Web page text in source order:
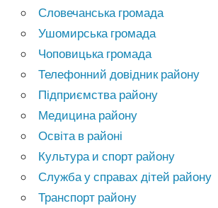
Словечанська громада
Ушомирська громада
Чоповицька громада
Телефонний довідник району
Підприємства району
Медицина району
Освіта в районі
Культура и спорт району
Служба у справах дітей району
Транспорт району